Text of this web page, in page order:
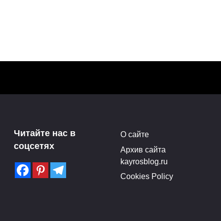
Читайте нас в
соцсетях
О сайте
Архив сайта
kayrosblog.ru
Cookies Policy